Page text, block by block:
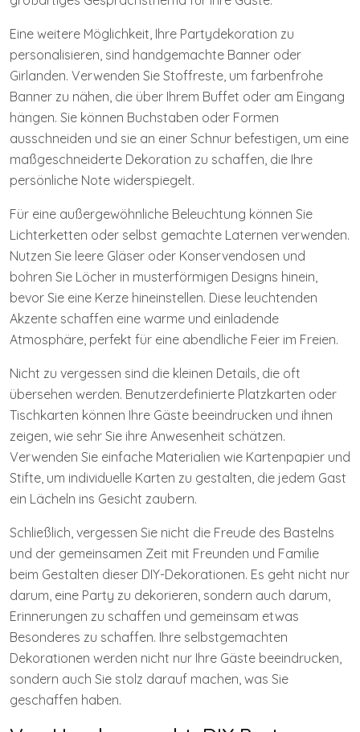
Eine weitere Möglichkeit, Ihre Partydekoration zu
personalisieren, sind handgemachte Banner oder
Girlanden. Verwenden Sie Stoffreste, um farbenfrohe
Banner zu nähen, die über Ihrem Buffet oder am Eingang
hängen. Sie können Buchstaben oder Formen
ausschneiden und sie an einer Schnur befestigen, um eine
maßgeschneiderte Dekoration zu schaffen, die Ihre
persönliche Note widerspiegelt.
Für eine außergewöhnliche Beleuchtung können Sie
Lichterketten oder selbst gemachte Laternen verwenden.
Nutzen Sie leere Gläser oder Konservendosen und
bohren Sie Löcher in musterförmigen Designs hinein,
bevor Sie eine Kerze hineinstellen. Diese leuchtenden
Akzente schaffen eine warme und einladende
Atmosphäre, perfekt für eine abendliche Feier im Freien.
Nicht zu vergessen sind die kleinen Details, die oft
übersehen werden. Benutzerdefinierte Platzkarten oder
Tischkarten können Ihre Gäste beeindrucken und ihnen
zeigen, wie sehr Sie ihre Anwesenheit schätzen.
Verwenden Sie einfache Materialien wie Kartenpapier und
Stifte, um individuelle Karten zu gestalten, die jedem Gast
ein Lächeln ins Gesicht zaubern.
Schließlich, vergessen Sie nicht die Freude des Bastelns
und der gemeinsamen Zeit mit Freunden und Familie
beim Gestalten dieser DIY-Dekorationen. Es geht nicht nur
darum, eine Party zu dekorieren, sondern auch darum,
Erinnerungen zu schaffen und gemeinsam etwas
Besonderes zu schaffen. Ihre selbstgemachten
Dekorationen werden nicht nur Ihre Gäste beeindrucken,
sondern auch Sie stolz darauf machen, was Sie
geschaffen haben.